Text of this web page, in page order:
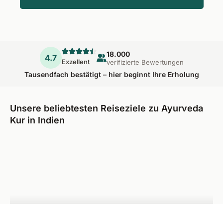
4.7 Exzellent
18.000
verifizierte Bewertungen
Tausendfach bestätigt – hier beginnt Ihre Erholung
Unsere beliebtesten Reiseziele zu Ayurveda
Kur in Indien